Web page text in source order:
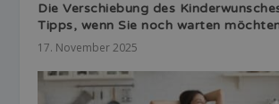
Die Verschiebung des
Tipps, wenn Sie noch warten
17. November 2025